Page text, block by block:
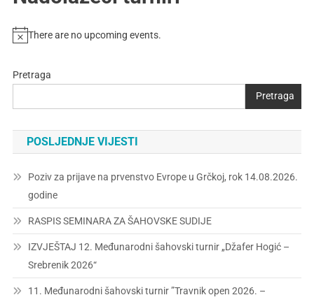
There are no upcoming events.
Pretraga
Pretraga
POSLJEDNJE VIJESTI
Poziv za prijave na prvenstvo Evrope u Grčkoj, rok 14.08.2026.
godine
RASPIS SEMINARA ZA ŠAHOVSKE SUDIJE
IZVJEŠTAJ 12. Međunarodni šahovski turnir „Džafer Hogić –
Srebrenik 2026“
11. Međunarodni šahovski turnir ”Travnik open 2026. –